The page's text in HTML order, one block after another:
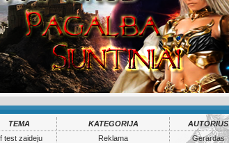
TEMA KATEGORIJA AUTORIUS
test zaideju
Reklama Gerardas